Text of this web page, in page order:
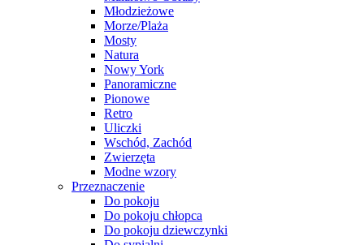
Młodzieżowe
Morze/Plaża
Mosty
Natura
Nowy York
Panoramiczne
Pionowe
Retro
Uliczki
Wschód, Zachód
Zwierzęta
Modne wzory
Przeznaczenie
Do pokoju
Do pokoju chłopca
Do pokoju dziewczynki